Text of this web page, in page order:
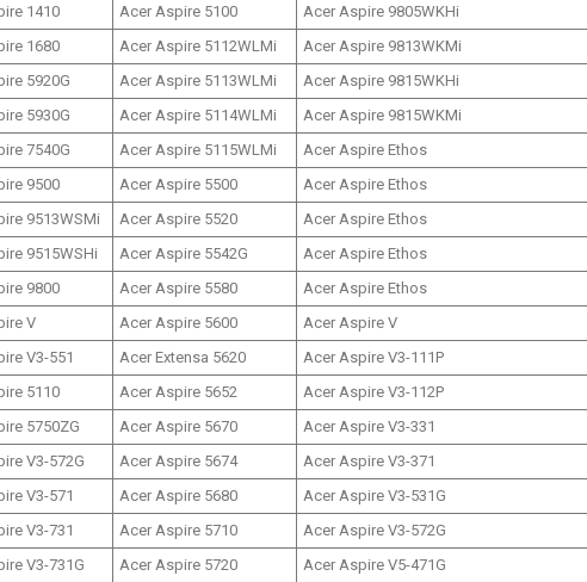
1410
Acer Aspire 5100 Acer Aspire 9805WKHi
1680
Acer Aspire 5112WLMi Acer Aspire 9813WKMi
5920G
Acer Aspire 5113WLMi Acer Aspire 9815WKHi
5930G
Acer Aspire 5114WLMi Acer Aspire 9815WKMi
7540G
Acer Aspire 5115WLMi Acer Aspire Ethos
9500
Acer Aspire 5500 Acer Aspire Ethos
9513WSMi
Acer Aspire 5520 Acer Aspire Ethos
9515WSHi
Acer Aspire 5542G Acer Aspire Ethos
9800
Acer Aspire 5580 Acer Aspire Ethos
V
Acer Aspire 5600 Acer Aspire V
V3-551
Acer Extensa 5620 Acer Aspire V3-111P
5110
Acer Aspire 5652 Acer Aspire V3-112P
5750ZG
Acer Aspire 5670 Acer Aspire V3-331
V3-572G
Acer Aspire 5674 Acer Aspire V3-371
V3-571
Acer Aspire 5680 Acer Aspire V3-531G
V3-731
Acer Aspire 5710 Acer Aspire V3-572G
V3-731G
Acer Aspire 5720 Acer Aspire V5-471G